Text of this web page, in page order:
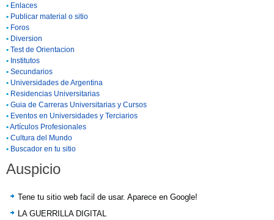
• Enlaces
• Publicar material o sitio
• Foros
• Diversion
• Test de Orientacion
• Institutos
• Secundarios
• Universidades de Argentina
• Residencias Universitarias
• Guia de Carreras Universitarias y Cursos
• Eventos en Universidades y Terciarios
•Artículos Profesionales
• Cultura del Mundo
• Buscador en tu sitio
Auspicio
Tene tu sitio web facil de usar. Aparece en Google!
LA GUERRILLA DIGITAL